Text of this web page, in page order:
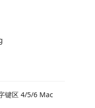
键区 4/5/6 Mac